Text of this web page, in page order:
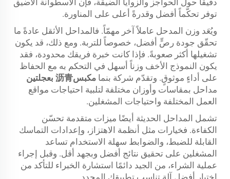
توفر تحكّماً أفضل وقدرةً أعلى على المناورة.
ويُعَد وزن المدحل عاملاً آخر مهمّاً. فالمداحل الأثقل عادةً ما
تحقّق جودة رصٍّ أفضل، خصوصاً للتربة. ومع ذلك، قد يكون
تشغيلها أكثر صعوبةً. فإذا كانت خبرة فريقك محدودة، فقد
يكون النموذج الأخف وزناً أسهل في التحكم به مع الحفاظ
على أداءٍ موثوقٍ. وتقدّم شركة بنما مكبس沥青 بعجلتين
مداحل بمقاسات وأوزان مختلفة لتلبية احتياجات مواقع
العمل المختلفة واحتياجات المشغلين.
تشمل المداحل الحديثة أيضًا ميزات متقدمة تحسّن
الكفاءة. فخيارات مثل أنظمة الاهتزاز، وإعدادات التماسك
القابلة للضبط، والضوابط سهلة الاستخدام تساعد
المشغلين على تحقيق نتائج أفضل وبجهد أقل. وقبل إجراء
عملية الشراء، من الجيد دائمًا استشارة الخبراء للتأكد من
اختيار أفضل آلة تناسب تطبيقك المحدد.